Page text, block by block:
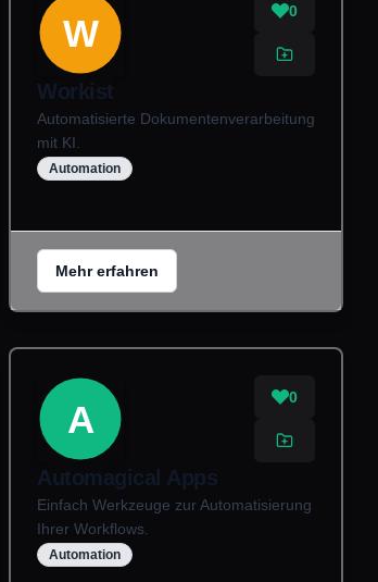
W
0
Workist
Automatisierte Dokumentenverarbeitung
mit KI.
Automation
Mehr erfahren
A
0
Automagical Apps
Einfach Werkzeuge zur Automatisierung
Ihrer Workflows.
Automation